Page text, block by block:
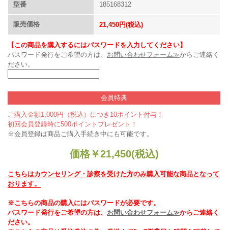
型番
185168312
販売価格 21,450円(税込)
【この商品を購入するにはパスワードを入力してください】
パスワード発行をご希望の方は、 お問い合わせフォーム≫からご連絡く
ださい。
会員特典
ご購入金額1,000円（税込）につき10ポイント付与！
初回会員登録時に500ポイントプレゼント！
※会員登録は商品ご購入手続き中にも可能です。
価格￥21,450(税込)
こちらはカウンセリング・診察を受けた方のみ購入可能な商品となって
おります。
※こちらの商品の購入にはパスワードが必要です。
パスワード発行をご希望の方は、 お問い合わせフォーム≫からご連絡く
ださい。